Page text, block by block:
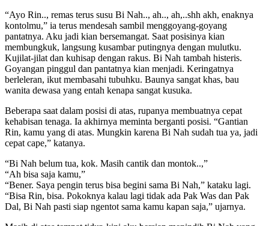
“Ayo Rin.., remas terus susu Bi Nah.., ah.., ah,..shh akh, enaknya
kontolmu,” ia terus mendesah sambil menggoyang-goyang
pantatnya. Aku jadi kian bersemangat. Saat posisinya kian
membungkuk, langsung kusambar putingnya dengan mulutku.
Kujilat-jilat dan kuhisap dengan rakus. Bi Nah tambah histeris.
Goyangan pinggul dan pantatnya kian menjadi. Keringatnya
berleleran, ikut membasahi tubuhku. Baunya sangat khas, bau
wanita dewasa yang entah kenapa sangat kusuka.
Beberapa saat dalam posisi di atas, rupanya membuatnya cepat
kehabisan tenaga. Ia akhirnya meminta berganti posisi. “Gantian
Rin, kamu yang di atas. Mungkin karena Bi Nah sudah tua ya, jadi
cepat cape,” katanya.
“Bi Nah belum tua, kok. Masih cantik dan montok..,”
“Ah bisa saja kamu,”
“Bener. Saya pengin terus bisa begini sama Bi Nah,” kataku lagi.
“Bisa Rin, bisa. Pokoknya kalau lagi tidak ada Pak Was dan Pak
Dal, Bi Nah pasti siap ngentot sama kamu kapan saja,” ujarnya.